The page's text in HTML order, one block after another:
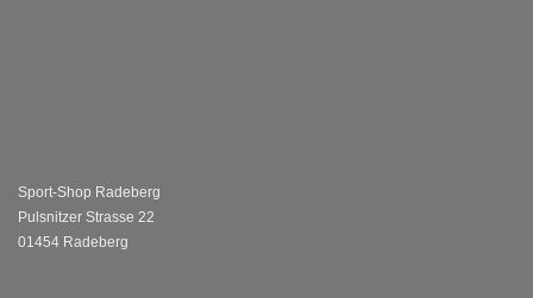
Sport-Shop Radeberg
Pulsnitzer Strasse 22
01454 Radeberg